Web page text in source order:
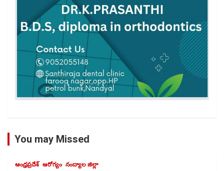
You may Missed
ఆంధ్రప్రదేశ్ ఆరోగ్యం నంద్యాల జిల్లా